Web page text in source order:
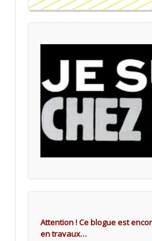
Attention ! Ce blogue est
en travaux…